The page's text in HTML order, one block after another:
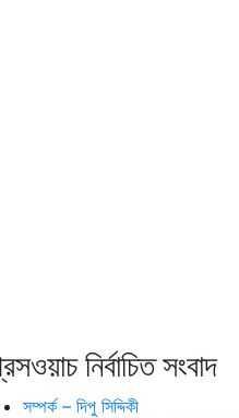
নির্বাচিত সংবাদ
সম্পর্ক – দিপু সিদ্দিকী